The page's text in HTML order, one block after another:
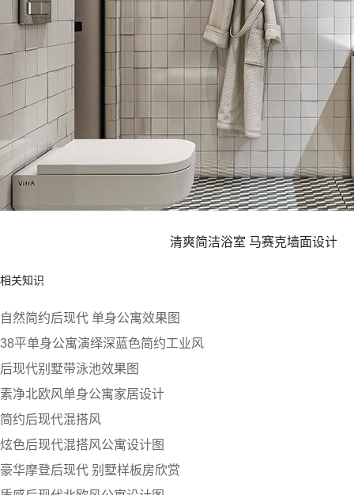
清爽简洁浴室 马赛克墙面设计
相关知识
自然简约后现代 单身公寓效果图
38平单身公寓演绎深蓝色简约工业风
后现代别墅带泳池效果图
素净北欧风单身公寓家居设计
简约后现代混搭风
炫色后现代混搭风公寓设计图
豪华摩登后现代 别墅样板房欣赏